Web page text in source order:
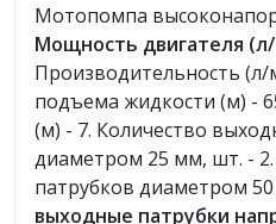
Мотопомпа
Мощность двигателя (л/
Производительность (л/
подъема жидкости (м) -
(м) - 7. Количество
диаметром 25 мм, шт. -
патрубков диаметром
выходные патрубки